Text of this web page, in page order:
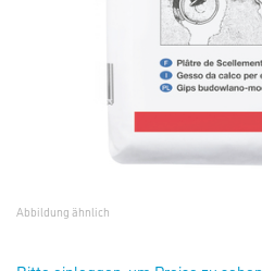
Abbildung ähnlich